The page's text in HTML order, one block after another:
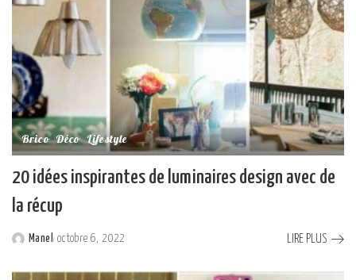
Brico Déco Lifestyle
20 idées inspirantes de luminaires design avec de
la récup
Manel octobre 6, 2022 LIRE PLUS